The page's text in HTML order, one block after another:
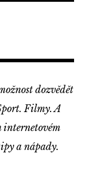
dozvědět
Filmy. A
internetovém
a nápady.